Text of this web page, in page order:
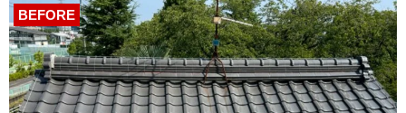
BEFORE